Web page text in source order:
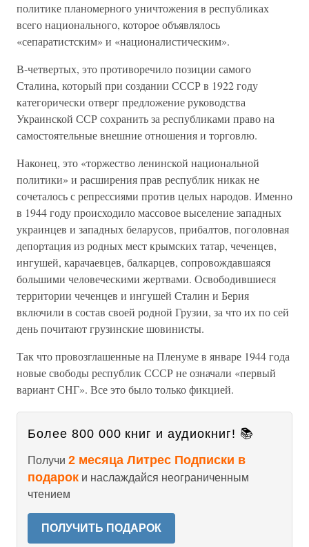
политике планомерного уничтожения в республиках
всего национального, которое объявлялось
«сепаратистским» и «националистическим».
В-четвертых, это противоречило позиции самого
Сталина, который при создании СССР в 1922 году
категорически отверг предложение руководства
Украинской ССР сохранить за республиками право на
самостоятельные внешние отношения и торговлю.
Наконец, это «торжество ленинской национальной
политики» и расширения прав республик никак не
сочеталось с репрессиями против целых народов. Именно
в 1944 году происходило массовое выселение западных
украинцев и западных беларусов, прибалтов, поголовная
депортация из родных мест крымских татар, чеченцев,
ингушей, карачаевцев, балкарцев, сопровождавшаяся
большими человеческими жертвами. Освободившиеся
территории чеченцев и ингушей Сталин и Берия
включили в состав своей родной Грузии, за что их по сей
день почитают грузинские шовинисты.
Так что провозглашенные на Пленуме в январе 1944 года
новые свободы республик СССР не означали «первый
вариант СНГ». Все это было только фикцией.
Более 800 000 книг и аудиокниг! 📚
Получи 2 месяца Литрес Подписки в
подарок и наслаждайся неограниченным
чтением
ПОЛУЧИТЬ ПОДАРОК